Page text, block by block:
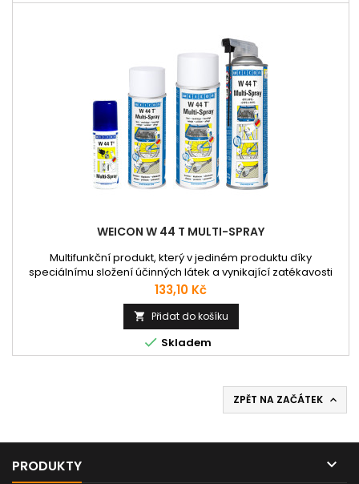
WEICON W 44 T MULTI-SPRAY
Multifunkční produkt, který v jediném produktu díky
speciálnímu složení účinných látek a vynikající zatékavosti
slučuje protikorozní ochranu, vodoodpudivost, mazání,
konzervaci a čištění. WEICON W 44 T® uvolňuje zadřené
šroubení, čepy, armatury, ventily a rez. Z elektrických kontaktů
vytěsňuje vlhkost, zabraňuje vzniku bludných proudů a
usnadňuje...
Cena
133,10 Kč
 Přidat do košíku
 Skladem
ZPĚT NA ZAČÁTEK 
PRODUKTY 